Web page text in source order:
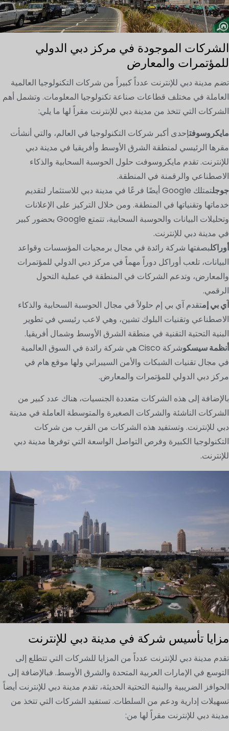
الشركات الموجودة في مركز دبي الدولي
للمؤتمرات والمعارض
تضم مدينة دبي للإنترنت عدداً كبيراً من شركات التكنولوجيا العالمية
العاملة في مختلف قطاعات صناعة تكنولوجيا المعلومات. وتشمل أهم
الشركات التي تتخذ من مدينة دبي للإنترنت مقراً لها ما يلي:
مايكروسوفتإحدى أكبر شركات التكنولوجيا في العالم، والتي أنشأت
مقرها الرئيسي لمنطقة الشرق الأوسط وأفريقيا في مدينة دبي
للإنترنت. تقدم مايكروسوفت حلول الحوسبة السحابية والذكاء
الاصطناعي والرقمنة في المنطقة.
جوجل
تمتلك Google أيضًا فرعًا في مدينة دبي للاستثمار لتقديم
خدماتها وتقنياتها في المنطقة. ومن خلال التركيز على الإعلانات
وتحليلات البيانات والحوسبة السحابية، تتمتع Google بحضور كبير
في مدينة دبي للإنترنت.
أوراكلبصفتها شركة رائدة في مجال برمجيات المؤسسات وقواعد
البيانات، تلعب أوراكل دوراً مهماً في مركز دبي الدولي للمؤتمرات
والمعارض، وتدعم الشركات في المنطقة في عملية التحول
الرقمي.
آي بي إمتقدم آي بي إم حلولاً في مجال الحوسبة السحابية والذكاء
الاصطناعي وتقنيات البلوك تشين، وهي لاعب رئيسي في تطوير
البنية التحتية التقنية في منطقة الشرق الأوسط وشمال أفريقيا.
أنظمة سيسكو
شركة Cisco هي شركة رائدة في السوق العالمية
في مجال تقنيات الشبكات والأمن السيبراني ولها موقع هام في
مركز دبي الدولي للمؤتمرات والمعارض.
بالإضافة إلى هذه الشركات متعددة الجنسيات، هناك عدد كبير من
الشركات الناشئة والشركات الصغيرة والمتوسطة العاملة في مدينة
دبي للإنترنت. وتستفيد هذه الشركات من القرب من شركات
التكنولوجيا الكبيرة وفرص التواصل الواسعة التي توفرها مدينة دبي
للإنترنت.
مزايا تأسيس شركة في مدينة دبي للإنترنت
تقدم مدينة دبي للإنترنت عدداً من المزايا للشركات التي تتطلع إلى
التوسع في الإمارات العربية المتحدة والشرق الأوسط. فبالإضافة إلى
الحوافز الضريبية والبنية التحتية الحديثة، تقدم مدينة دبي للإنترنت أيضاً
تسهيلات إدارية ودعم من السلطات. تستفيد الشركات التي تتخذ من
مدينة دبي للإنترنت مقراً لها من: